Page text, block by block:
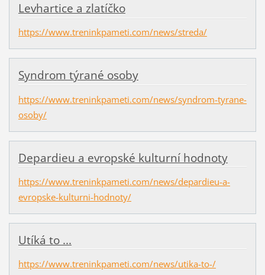
Levhartice a zlatíčko
https://www.treninkpameti.com/news/streda/
Syndrom týrané osoby
https://www.treninkpameti.com/news/syndrom-tyrane-
osoby/
Depardieu a evropské kulturní hodnoty
https://www.treninkpameti.com/news/depardieu-a-
evropske-kulturni-hodnoty/
Utíká to ...
https://www.treninkpameti.com/news/utika-to-/